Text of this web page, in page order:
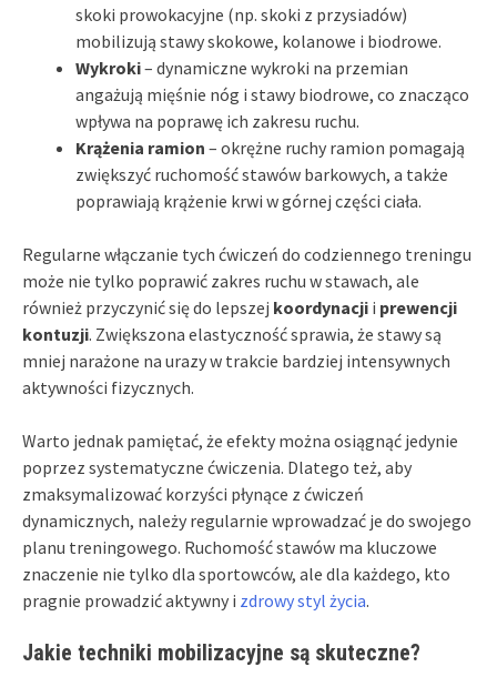
skoki prowokacyjne (np. skoki z przysiadów)
mobilizują stawy skokowe, kolanowe i biodrowe.
Wykroki– dynamiczne wykroki na przemian
angażują mięśnie nóg i stawy biodrowe, co znacząco
wpływa na poprawę ich zakresu ruchu.
Krążenia ramion – okrężne ruchy ramion pomagają
zwiększyć ruchomość stawów barkowych, a także
poprawiają krążenie krwi w górnej części ciała.
Regularne włączanie tych ćwiczeń do codziennego treningu
może nie tylko poprawić zakres ruchu w stawach, ale
również przyczynić się do lepszej koordynacji i prewencji
kontuzji. Zwiększona elastyczność sprawia, że stawy są
mniej narażone na urazy w trakcie bardziej intensywnych
aktywności fizycznych.
Warto jednak pamiętać, że efekty można osiągnąć jedynie
poprzez systematyczne ćwiczenia. Dlatego też, aby
zmaksymalizować korzyści płynące z ćwiczeń
dynamicznych, należy regularnie wprowadzać je do swojego
planu treningowego. Ruchomość stawów ma kluczowe
znaczenie nie tylko dla sportowców, ale dla każdego, kto
pragnie prowadzić aktywny i zdrowy styl życia.
Jakie techniki mobilizacyjne są skuteczne?